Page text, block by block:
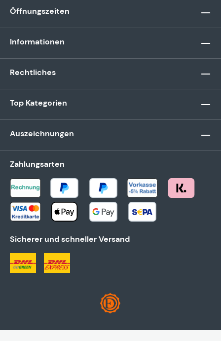
Öffnungszeiten
Informationen
Rechtliches
Top Kategorien
Auszeichnungen
Zahlungsarten
Sicherer und schneller Versand